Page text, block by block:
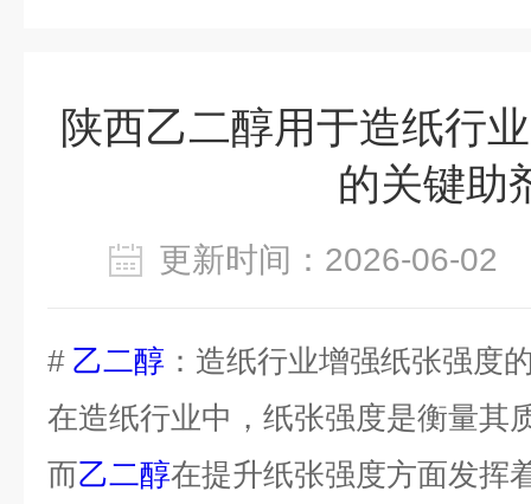
陕西乙二醇用于造纸行
的关键助
更新时间：2026-06-
# 乙二醇 ：造纸行业增强纸张强度
在造纸行业中，纸张强度是衡量其
而乙二醇在提升纸张强度方面发挥